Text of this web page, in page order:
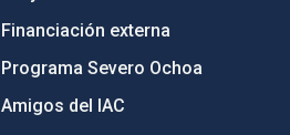
Financiación externa
Programa Severo Ochoa
Amigos del IAC